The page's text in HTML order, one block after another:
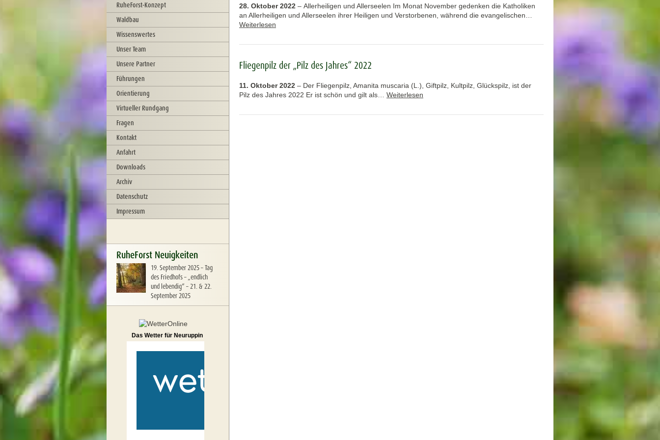
RuheForst-Konzept
Waldbau
Wissenswertes
Unser Team
Unsere Partner
Führungen
Orientierung
Virtueller Rundgang
Fragen
Kontakt
Anfahrt
Downloads
Archiv
Datenschutz
Impressum
RuheForst Neuigkeiten
19. September 2025–Tag
des Friedhofs – „endlich
und lebendig“ – 21. & 22.
September 2025
Das Wetter für Neuruppin
28. Oktober 2022 – Allerheiligen und Allerseelen Im Monat November gedenken die Katholiken
an Allerheiligen und Allerseelen ihrer Heiligen und Verstorbenen, während die evangelischen…
Weiterlesen
Fliegenpilz der „Pilz des Jahres“ 2022
11. Oktober 2022 – Der Fliegenpilz, Amanita muscaria (L.), Giftpilz, Kultpilz, Glückspilz, ist der
Pilz des Jahres 2022 Er ist schön und gilt als… Weiterlesen